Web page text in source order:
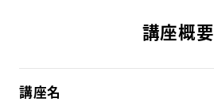
講座概要
講座名